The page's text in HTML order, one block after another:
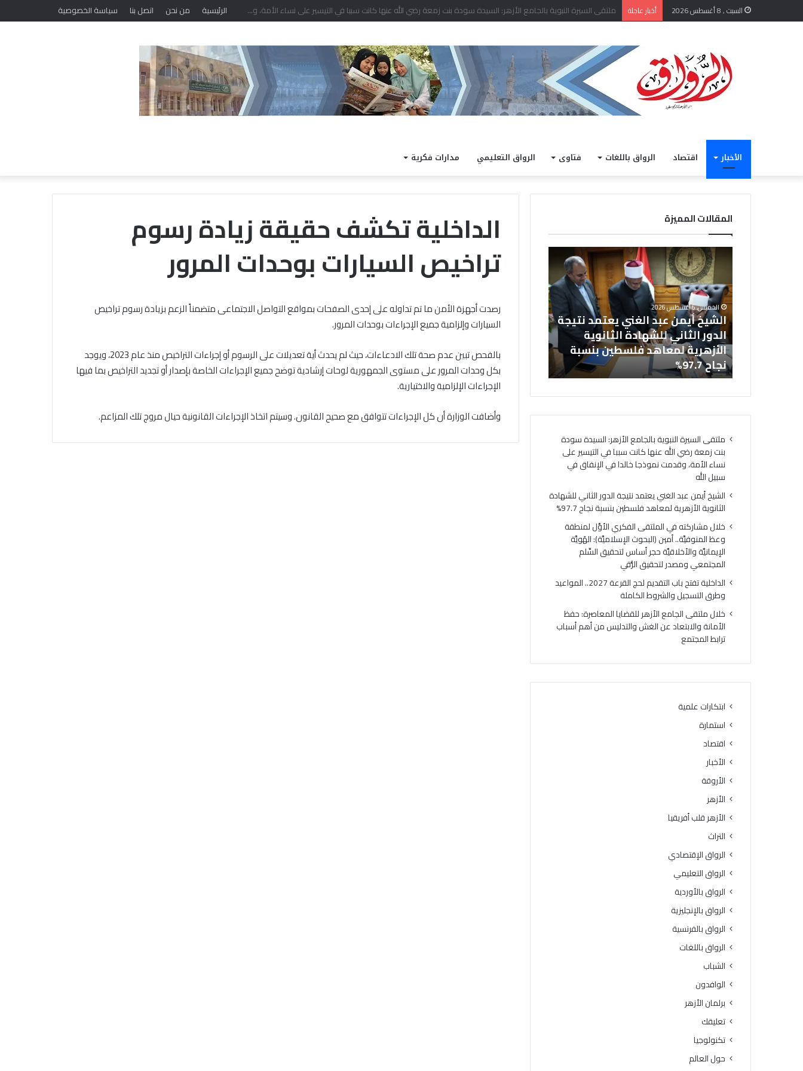
السبت , 8 أغسطس 2026 أخبار عاجلة الشيخ أيمن عبد الغني يعتمد نتيجة الدور الثاني للشهادة الثانوية الأزهرية لمعاهد فلسطين بنسبة نجاح 97.7% الرئيسية من نحن اتصل بنا سياسة الخصوصية
الأخبار اقتصاد الرواق باللغات فتاوى الرواق التعليمي مدارات فكرية
الداخلية تكشف حقيقة زيادة رسوم
تراخيص السيارات بوحدات المرور
رصدت أجهزة الأمن ما تم تداوله على إحدى الصفحات بمواقع التواصل الاجتماعى متضمناً الزعم بزيادة رسوم تراخيص
السيارات وإلزامية جميع الإجراءات بوحدات المرور.
بالفحص تبين عدم صحة تلك الادعاءات، حيث لم يحدث أية تعديلات على الرسوم أو إجراءات التراخيص منذ عام 2023، ويوجد
بكل وحدات المرور على مستوى الجمهورية لوحات إرشادية توضح جميع الإجراءات الخاصة بإصدار أو تجديد التراخيص بما فيها
الإجراءات الإلزامية والاختيارية.
وأضافت الوزارة أن كل الإجراءات تتوافق مع صحيح القانون. وسيتم اتخاذ الإجراءات القانونية حيال مروج تلك المزاعم.
المقالات المميزة
الغني
يعتمد
نتيجة
الدور
الثاني
للشهادة
الثانوية
الأزهرية
بنسبة
97.7%
الخميس, 6 أغسطس 2026
الشيخ أيمن عبد الغني يعتمد نتيجة
الدور الثاني للشهادة الثانوية
الأزهرية لمعاهد فلسطين بنسبة
نجاح 97.7%
مشاركته
الملتقى
الفكري
الأوَّل
لمنطقة
وعظ
المنوفيَّة..
(البحوث
الإيمانيَّة
الأوَّل لمنطقة وعظ المنوفيَّة.. أمين
(البحوث الإسلاميَّة): الهُويَّة
الإيمانيَّة والأخلاقيَّة حجر أساس
لتحقيق السِّلم المجتمعي ومصدر
لتحقيق الرُّقي
الداخلية
تفتح
باب
القرعة
2027..
وطرق
التسجيل
والشروط
الخميس, 6 أغسطس 2026
الداخلية تفتح باب التقديم لحج
القرعة 2027.. المواعيد وطرق
التسجيل والشروط الكاملة
ملتقى
الجامع
للقضايا
المعاصرة:
والابتعاد
عن
الغش
أهم
ترابط
الخميس, 6 أغسطس 2026
خلال ملتقى الجامع الأزهر للقضايا
الغش والتدليس من أهم أسباب
ترابط المجتمع
ملتقى السيرة النبوية بالجامع الأزهر: السيدة سودة
بنت زمعة رضي الله عنها كانت سببا في التيسير على
نساء الأمة، وقدمت نموذجا خالدا في الإنفاق في
سبيل الله
الشيخ أيمن عبد الغني يعتمد نتيجة الدور الثاني للشهادة
الثانوية الأزهرية لمعاهد فلسطين بنسبة نجاح 97.7%
خلال مشاركته في الملتقى الفكري الأوَّل لمنطقة
وعظ المنوفيَّة.. أمين (البحوث الإسلاميَّة): الهُويَّة
الإيمانيَّة والأخلاقيَّة حجر أساس لتحقيق السِّلم
المجتمعي ومصدر لتحقيق الرُّقي
الداخلية تفتح باب التقديم لحج القرعة 2027.. المواعيد
وطرق التسجيل والشروط الكاملة
خلال ملتقى الجامع الأزهر للقضايا المعاصرة: حفظ
الأمانة والابتعاد عن الغش والتدليس من أهم أسباب
ترابط المجتمع
ابتكارات علمية
استمارة
اقتصاد
الأخبار
الأروقة
الأزهر
الأزهر قلب أفريقيا
التراث
الرواق الإقتصادي
الرواق التعليمي
الرواق بالأوردية
الرواق بالإنجليزية
الرواق بالفرنسية
الرواق باللغات
الشباب
الوافدون
برلمان الأزهر
تعليقك
تكنولوجيا
حول العالم